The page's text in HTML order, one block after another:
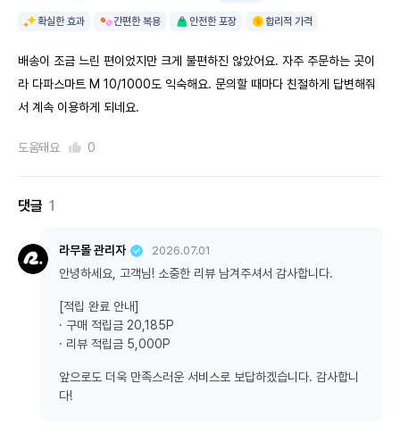
확실한 효과 간편한 복용 안전한 포장 합리적 가격
배송이 조금 느린 편이었지만 크게 불편하진 않았어요. 자주 주문하는 곳이
라 다파스마트 M 10/1000도 익숙해요. 문의할 때마다 친절하게 답변해줘
서 계속 이용하게 되네요.
도움돼요 0
댓글 1
라무몰 관리자 2026.07.01
안녕하세요, 고객님! 소중한 리뷰 남겨주셔서 감사합니다.
[적립 완료 안내]
· 구매 적립금 20,185P
· 리뷰 적립금 5,000P
앞으로도 더욱 만족스러운 서비스로 보답하겠습니다. 감사합니
다!